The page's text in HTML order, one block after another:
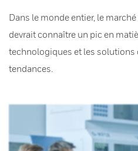
Dans le monde entier, le
devrait connaître un pic en
technologiques et les solutions
tendances.